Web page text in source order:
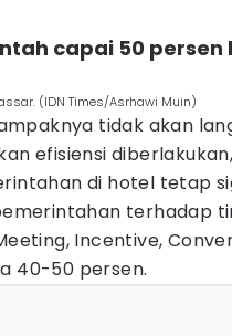
capai 50 persen
(IDN Times/Asrhawi Muin)
tidak akan
efisiensi diberlakukan,
di hotel tetap
terhadap
Incentive,
40-50 persen.